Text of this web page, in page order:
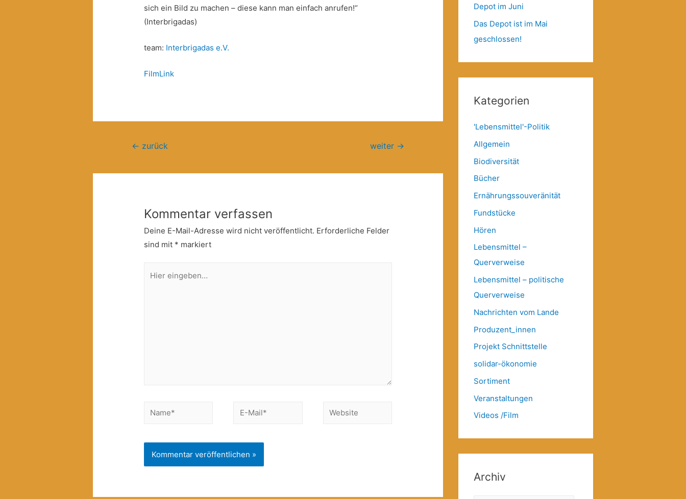
sich ein Bild zu machen – diese kann man einfach anrufen!“
(Interbrigadas)
team: Interbrigadas e.V.
FilmLink
Beitragsnavigation
← zurück weiter →
Kommentar verfassen
Deine E-Mail-Adresse wird nicht veröffentlicht. Erforderliche Felder
sind mit * markiert
eingeben…
Name*
E-
Website
Depot im Juni
Das Depot ist im Mai
geschlossen!
Kategorien
'Lebensmittel'-Politik
Allgemein
Biodiversität
Bücher
Ernährungssouveränität
Fundstücke
Hören
Lebensmittel –
Querverweise
Lebensmittel – politische
Querverweise
Nachrichten vom Lande
Produzent_innen
Projekt Schnittstelle
solidar-ökonomie
Sortiment
Veranstaltungen
Videos /Film
Archiv